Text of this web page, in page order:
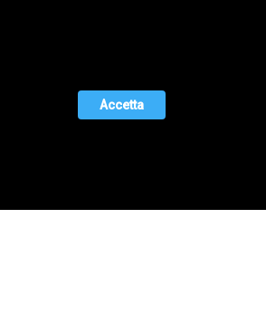
MAGAZINE UNISCITI A NOI
Accetta